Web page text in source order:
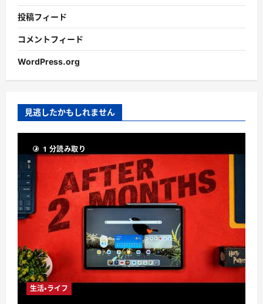
投稿フィード
コメントフィード
WordPress.org
見逃したかもしれません
1 分読み取り
生活・ライフ